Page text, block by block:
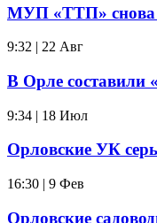
МУП «ТТП» снова
9:32 | 22 Авг
В Орле составили
9:34 | 18 Июл
Орловские УК
16:30 | 9 Фев
Орловские